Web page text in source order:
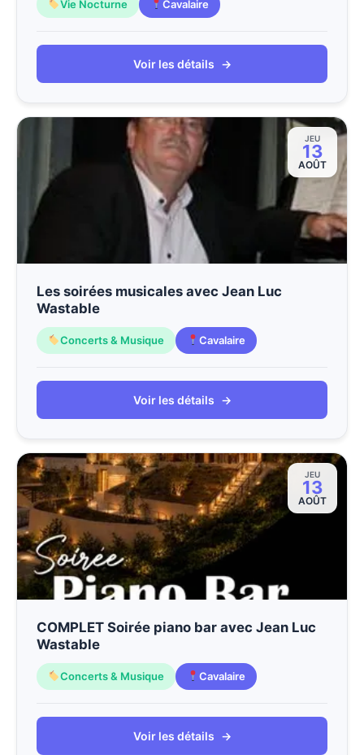
Vie Nocturne Cavalaire
Voir les détails →
JEU
13
AOÛT
Les soirées musicales avec Jean Luc
Wastable
Concerts & Musique Cavalaire
Voir les détails →
JEU
13
AOÛT
COMPLET Soirée piano bar avec Jean Luc
Wastable
Concerts & Musique Cavalaire
Voir les détails →